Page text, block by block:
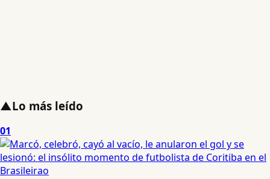
▲Lo más leído
01